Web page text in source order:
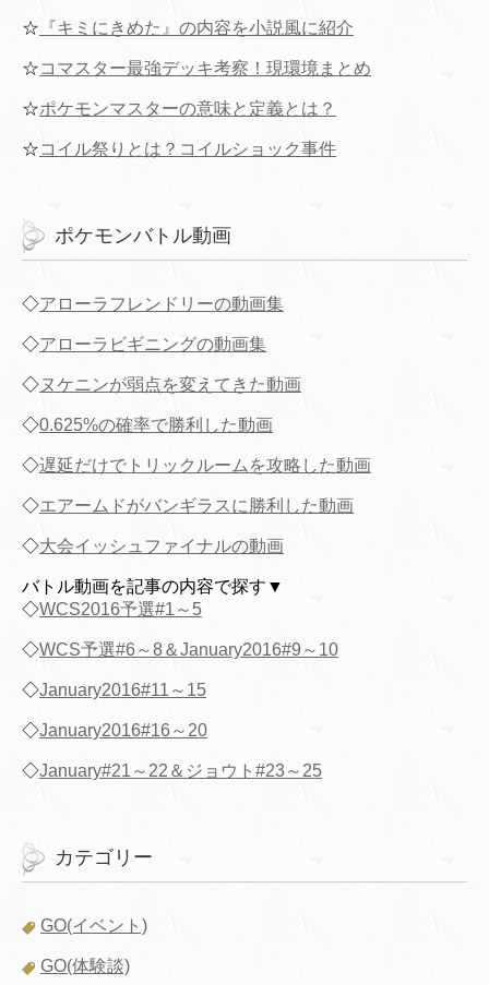
☆ 『キミにきめた』の内容を小説風に紹介
☆コマスター最強デッキ考察！現環境まとめ
☆ポケモンマスターの意味と定義とは？
☆コイル祭りとは？コイルショック事件
ポケモンバトル動画
◇アローラフレンドリーの動画集
◇アローラビギニングの動画集
◇ヌケニンが弱点を変えてきた動画
◇0.625%の確率で勝利した動画
◇遅延だけでトリックルームを攻略した動画
◇エアームドがバンギラスに勝利した動画
◇大会イッシュファイナルの動画
バトル動画を記事の内容で探す▼
◇WCS2016予選#1～5
◇WCS予選#6～8＆January2016#9～10
◇January2016#11～15
◇January2016#16～20
◇January#21～22＆ジョウト#23～25
カテゴリー
GO(イベント)
GO(体験談)